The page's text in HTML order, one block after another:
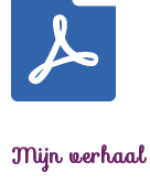
Mijn verhaal